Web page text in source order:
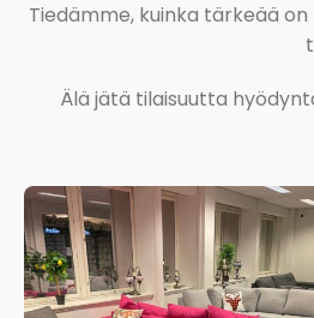
Tiedämme, kuinka tärkeää
Älä jätä tilaisuutta